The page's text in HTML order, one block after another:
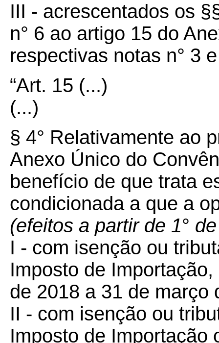
III - acrescentados os
n° 6 ao artigo 15 do
respectivas notas n° 3
“Art. 15 (...)
(...)
§ 4° Relativamente ao
Anexo Único do
benefício de que trata
condicionada a que a
(efeitos a partir de 1°
I - com isenção ou
Imposto de
de 2018 a 31 de março
II - com isenção ou
Imposto de Importação